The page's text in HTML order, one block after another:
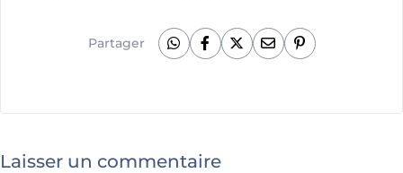
Partager
Laisser un commentaire